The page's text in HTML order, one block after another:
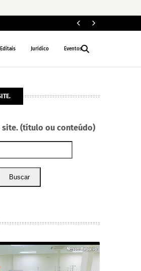
Jurídico Eventos
site. (título ou conteúdo)
Buscar